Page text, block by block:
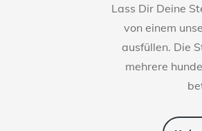
Lass Dir Deine
von einem
ausfüllen. Die
mehrere